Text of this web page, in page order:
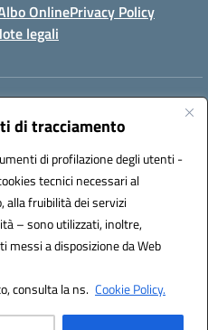
di tracciamento
di profilazione degli utenti -
tecnici necessari al
fruibilità dei servizi
– sono utilizzati, inoltre,
a disposizione da Web
consulta la ns. Cookie Policy.
OnlinePrivacy Policy
legali
mcic80700n@istruzione.it
by 3D Solution S.r.l.
by Designers Italia